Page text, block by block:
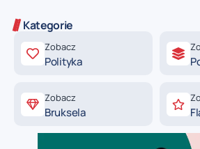
Kategorie
Zobacz
Polityka
Zobacz
Bruksela